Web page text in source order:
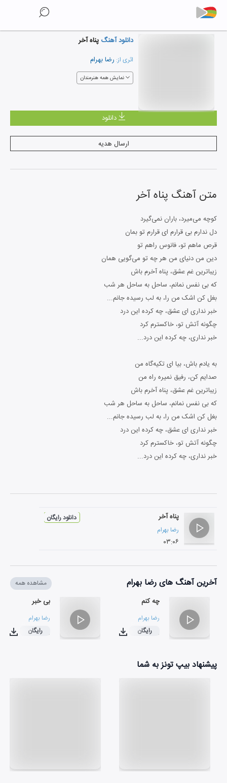
دانلود آهنگ پناه آخر
اثری از: رضا بهرام
نمایش همه هنرمندان
دانلود
ارسال هدیه
متن آهنگ پناه آخر
کوچه می‌میرد، باران نمی‌گیرد
دل ندارم بی قرارم ای قرارم تو بمان
قرص ماهم تو، فانوس راهم تو
دین من دنیای من هر چه تو می‌گویی همان
زیباترین غم عشق، پناه آخرم باش
که بی نفس نمانم، ساحل به ساحل هر شب
بغل کن اشک من را، به لب رسیده جانم...
خبر نداری ای عشق، چه کرده این درد
چگونه آتش تو، خاکسترم کرد
خبر نداری، چه کرده این درد...
به یادم باش، بیا ای تکیه‌گاه من
صدایم کن، رفیق نمیره راه من
زیباترین غم عشق، پناه آخرم باش
که بی نفس نمانم، ساحل به ساحل هر شب
بغل کن اشک من را، به لب رسیده جانم...
خبر نداری ای عشق، چه کرده این درد
چگونه آتش تو، خاکسترم کرد
خبر نداری، چه کرده این درد...
پناه آخر
رضا بهرام
۰۳:۰۶
دانلود رایگان
آخرین آهنگ های رضا بهرام مشاهده همه
چه کنم
رضا بهرام
۰۲:۳۰رایگان
بی خبر
رضا بهرام
۰۲:۴۰رایگان
پیشنهاد بیپ تونز به شما